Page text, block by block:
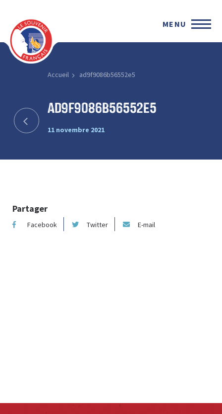
MENU
Accueil ad9f9086b56552e5
ad9f9086b56552e5
11 novembre 2021
Partager
Facebook Twitter E-mail